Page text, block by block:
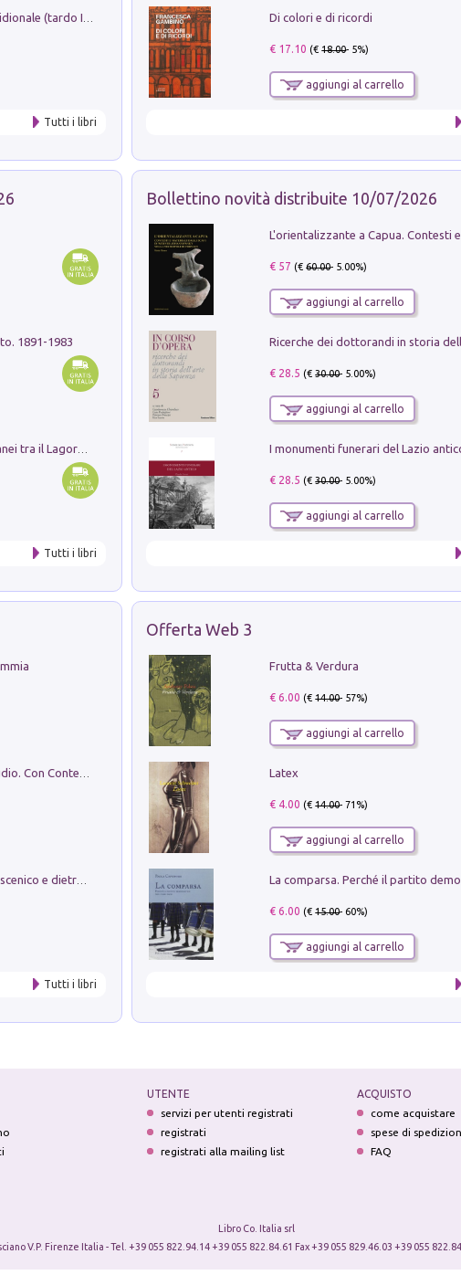
Tutti i libri
Di colori e di ricordi
€ 17.10 (€18.00- 5%)
aggiungi al carrello
1891-1983
Pastori. Sguardi contemporanei tra il Lagorai e la pianura. Ediz. illustrata
Tutti i libri
Bollettino novità distribuite 10/07/2026
€ 57 (€60.00- 5.00%)
aggiungi al carrello
€ 28.5 (€30.00- 5.00%)
aggiungi al carrello
€ 28.5 (€30.00- 5.00%)
aggiungi al carrello
Conte e Mattarella. Sul palcoscenico e dietro le quinte del Quirinale. Un racconto sulle istituzioni
Tutti i libri
Offerta Web 3
Frutta & Verdura
€ 6.00 (€14.00- 57%)
aggiungi al carrello
Latex
€ 4.00 (€14.00- 71%)
aggiungi al carrello
€ 6.00 (€15.00- 60%)
aggiungi al carrello
UTENTE
servizi per utenti registrati
registrati
registrati alla mailing list
ACQUISTO
come acquistare
spese di
FAQ
Libro Co. Italia srl
V.P. Firenze Italia - Tel. +39 055 822.94.14 +39 055 822.84.61 Fax +39 055 829.46.03 +39 055